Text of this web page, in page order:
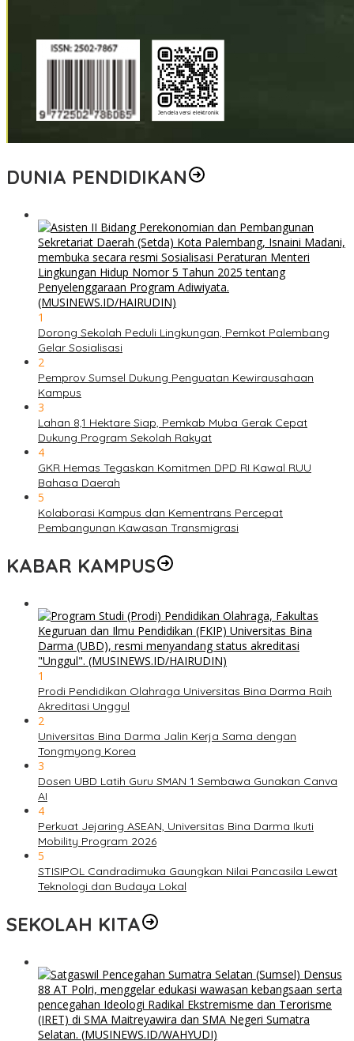
DUNIA PENDIDIKAN
1
Dorong Sekolah Peduli Lingkungan, Pemkot Palembang
Gelar Sosialisasi
2
Pemprov Sumsel Dukung Penguatan Kewirausahaan
Kampus
3
Lahan 8,1 Hektare Siap, Pemkab Muba Gerak Cepat
Dukung Program Sekolah Rakyat
4
GKR Hemas Tegaskan Komitmen DPD RI Kawal RUU
Bahasa Daerah
5
Kolaborasi Kampus dan Kementrans Percepat
Pembangunan Kawasan Transmigrasi
KABAR KAMPUS
1
Prodi Pendidikan Olahraga Universitas Bina Darma Raih
Akreditasi Unggul
2
Universitas Bina Darma Jalin Kerja Sama dengan
Tongmyong Korea
3
Dosen UBD Latih Guru SMAN 1 Sembawa Gunakan Canva
AI
4
Perkuat Jejaring ASEAN, Universitas Bina Darma Ikuti
Mobility Program 2026
5
STISIPOL Candradimuka Gaungkan Nilai Pancasila Lewat
Teknologi dan Budaya Lokal
SEKOLAH KITA